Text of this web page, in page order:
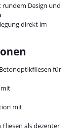
rundem Design und
direkt im
für
mit
als dezenter